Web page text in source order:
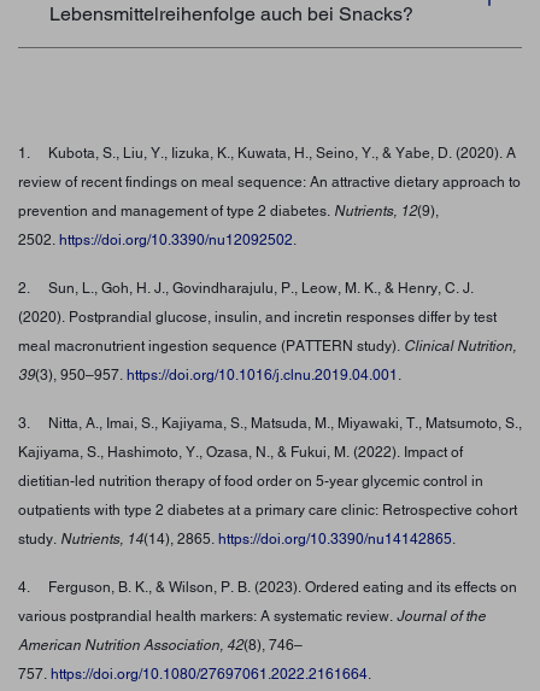
Lebensmittelreihenfolge auch bei Snacks?
1. Kubota, S., Liu, Y., Iizuka, K., Kuwata, H., Seino, Y., & Yabe, D. (2020). A
review of recent findings on meal sequence: An attractive dietary approach to
prevention and management of type 2 diabetes. Nutrients, 12(9),
2502. https://doi.org/10.3390/nu12092502.
2. Sun, L., Goh, H. J., Govindharajulu, P., Leow, M. K., & Henry, C. J.
(2020). Postprandial glucose, insulin, and incretin responses differ by test
meal macronutrient ingestion sequence (PATTERN study). Clinical Nutrition,
39(3), 950–957. https://doi.org/10.1016/j.clnu.2019.04.001 .
3. Nitta, A., Imai, S., Kajiyama, S., Matsuda, M., Miyawaki, T., Matsumoto, S.,
Kajiyama, S., Hashimoto, Y., Ozasa, N., & Fukui, M. (2022). Impact of
dietitian-led nutrition therapy of food order on 5-year glycemic control in
outpatients with type 2 diabetes at a primary care clinic: Retrospective cohort
study. Nutrients, 14(14), 2865. https://doi.org/10.3390/nu14142865.
4. Ferguson, B. K., & Wilson, P. B. (2023). Ordered eating and its effects on
various postprandial health markers: A systematic review. Journal of the
American Nutrition Association, 42(8), 746–
757. https://doi.org/10.1080/27697061.2022.2161664.